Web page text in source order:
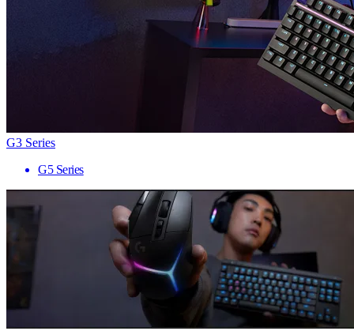
G3 Series
G5 Series